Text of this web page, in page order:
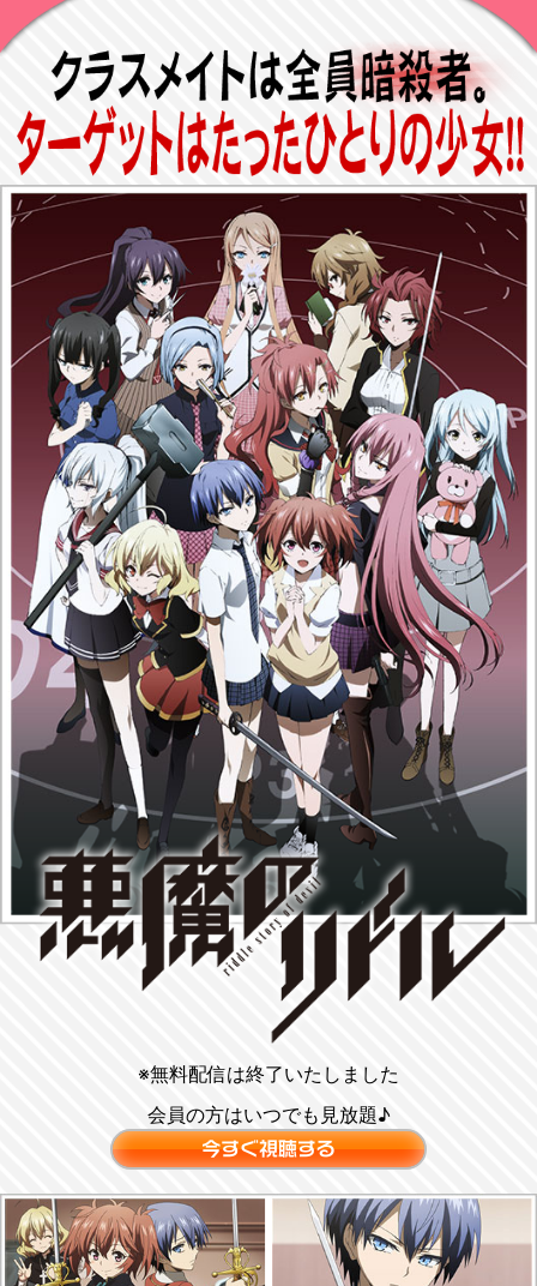
※無料配信は終了いたしました
会員の方はいつでも見放題♪